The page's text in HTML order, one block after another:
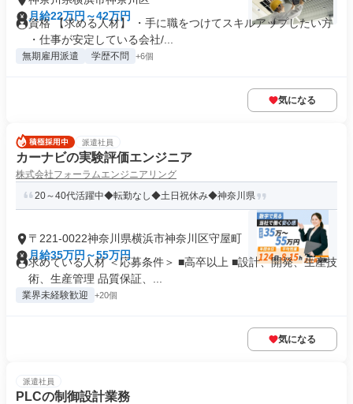
月給22万円～42万円
資格 【求める人材】 ・手に職をつけてスキルアップしたい方
・仕事が安定している会社/...
無期雇用派遣 学歴不問 +6個
気になる
派遣社員
カーナビの実験評価エンジニア
株式会社フォーラムエンジニアリング
20～40代活躍中◆転勤なし◆土日祝休み◆神奈川県
〒221-0022神奈川県横浜市神奈川区守屋町
月給35万円～55万円
求めている人材 ＜応募条件＞ ■高卒以上 ■設計、開発、生産技
術、生産管理 品質保証、...
業界未経験歓迎 +20個
気になる
派遣社員
PLCの制御設計業務